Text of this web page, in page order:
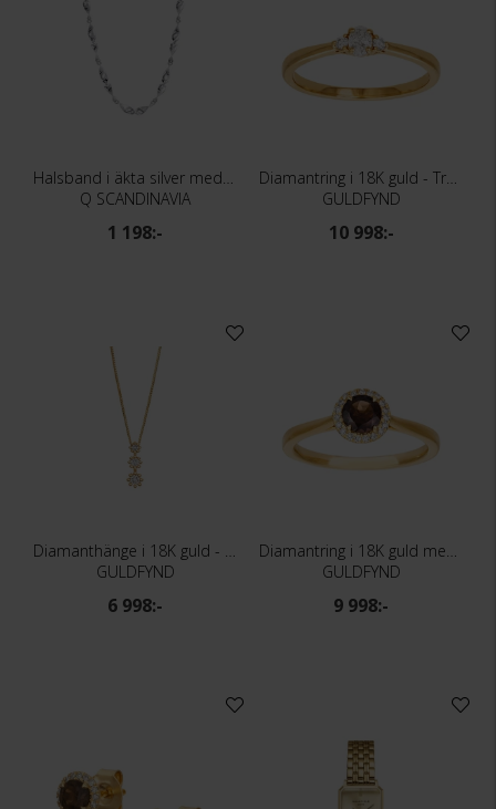
Halsband i äkta silver med svängda länkar
Q SCANDINAVIA
1 198:-
Diamantring i 18K guld - Trestensring
GULDFYND
10 998:-
GULDFYND
6 998:-
GULDFYND
9 998:-